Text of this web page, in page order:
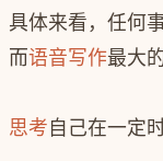
具体来看，任何
而语音写作最大
思考自己在一定